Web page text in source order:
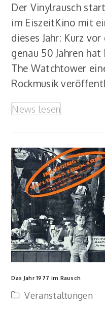
Der Vinylrausch
im EiszeitKino mit
dieses Jahr: Kurz
genau 50 Jahren
The Watchtower
Rockmusik
News lesen
Das Jahr 1977 im Rausch
Veranstaltungen